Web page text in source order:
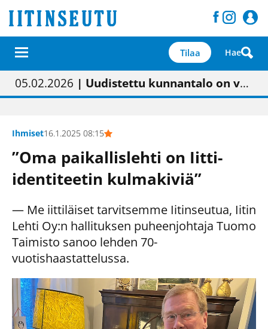
Tilaa Hae
01.02.2026 | Painon vaihtumisen pitäisi näkyä hieman parempana painojäljen laatuna lehdessä
05.02.2026 | Uudistettu kunnantalo on valoisa
23.04.2026 | “Olemme käynnistämässä uudelleen keskustavisiotyön”
09.05.2026| "Maalla on totuttu elämään omavaraisemmin kuin kaupungissa"
Ihmiset16.1.2025 08:15
”Oma paikallislehti on Iitti-
identiteetin kulmakiviä”
— Me iittiläiset tarvitsemme Iitinseutua, Iitin
Lehti Oy:n hallituksen puheenjohtaja Tuomo
Taimisto sanoo lehden 70-
vuotishaastattelussa.